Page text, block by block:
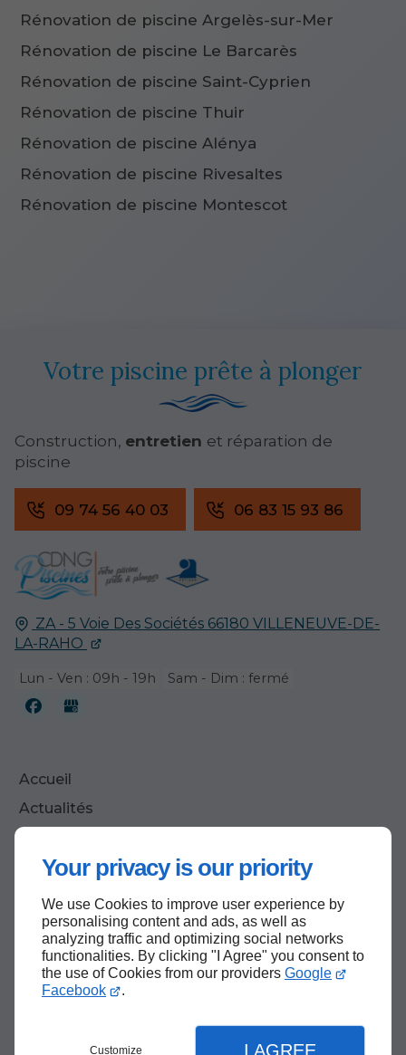
Your privacy is our priority
We use Cookies to improve user experience by
personalising content and ads, as well as
analyzing traffic and optimizing social networks
functionalities. By clicking "I Agree" you consent to
the use of Cookies from our providers Google
Facebook
.
Customize I AGREE
Rénovation de piscine Argelès-sur-Mer
Rénovation de piscine Le Barcarès
Rénovation de piscine Saint-Cyprien
Rénovation de piscine Thuir
Rénovation de piscine Alénya
Rénovation de piscine Rivesaltes
Rénovation de piscine Montescot
ZA - 5 Voie Des Sociétés 66180 VILLENEUVE-DE-
LA-RAHO
Lun - Ven : 09h - 19h Sam - Dim : fermé
Accueil
Actualités
Mentions légales
Plan du site
Votre piscine prête à plonger
Construction, entretien et réparation de
piscine
09 74 56 40 03 06 83 15 93 86
Haut de page